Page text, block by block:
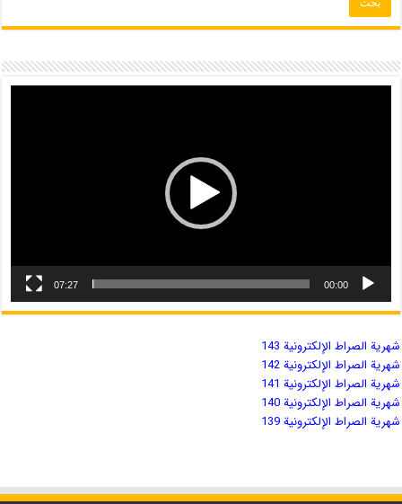
00:00
07:27
شهریة الصراط الإلكترونية 143
شهریة الصراط الإلكترونية 142
شهریة الصراط الإلكترونية 141
شهریة الصراط الإلكترونية 140
شهریة الصراط الإلكترونية 139